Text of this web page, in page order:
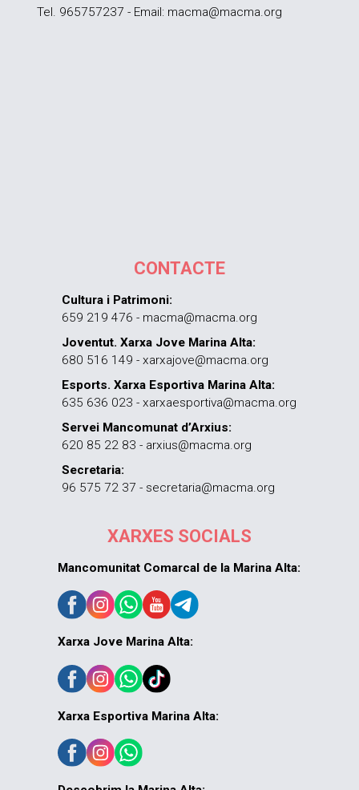
Tel. 965757237 - Email: macma@macma.org
CONTACTE
Cultura i Patrimoni:
659 219 476 - macma@macma.org
Joventut. Xarxa Jove Marina Alta:
680 516 149 - xarxajove@macma.org
Esports. Xarxa Esportiva Marina Alta:
635 636 023 - xarxaesportiva@macma.org
Servei Mancomunat d’Arxius:
620 85 22 83 - arxius@macma.org
Secretaria:
96 575 72 37 - secretaria@macma.org
XARXES SOCIALS
Mancomunitat Comarcal de la Marina Alta:
Xarxa Jove Marina Alta:
Xarxa Esportiva Marina Alta: